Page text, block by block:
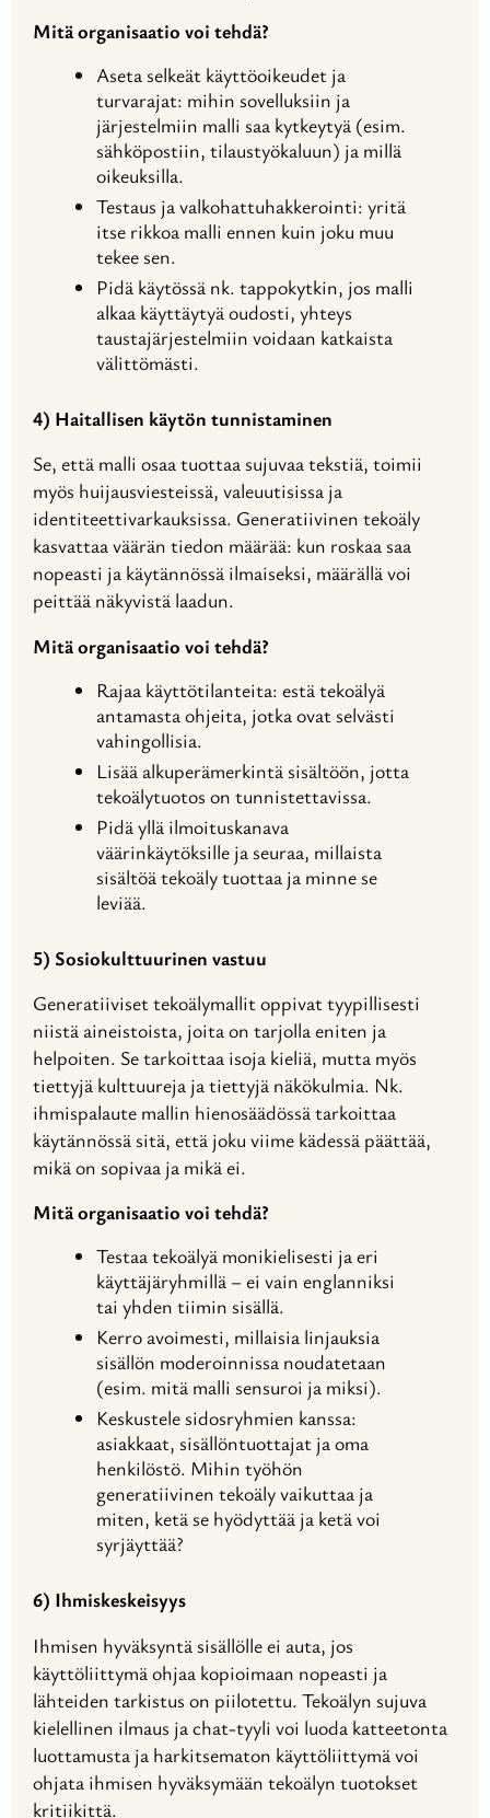
Mitä organisaatio voi tehdä?
Aseta selkeät käyttöoikeudet ja
turvarajat: mihin sovelluksiin ja
järjestelmiin malli saa kytkeytyä (esim.
sähköpostiin, tilaustyökaluun) ja millä
oikeuksilla.
Testaus ja valkohattuhakkerointi: yritä
itse rikkoa malli ennen kuin joku muu
tekee sen.
Pidä käytössä nk. tappokytkin, jos malli
alkaa käyttäytyä oudosti, yhteys
taustajärjestelmiin voidaan katkaista
välittömästi.
4) Haitallisen käytön tunnistaminen
Se, että malli osaa tuottaa sujuvaa tekstiä, toimii
myös huijausviesteissä, valeuutisissa ja
identiteettivarkauksissa. Generatiivinen tekoäly
kasvattaa väärän tiedon määrää: kun roskaa saa
nopeasti ja käytännössä ilmaiseksi, määrällä voi
peittää näkyvistä laadun.
Mitä organisaatio voi tehdä?
Rajaa käyttötilanteita: estä tekoälyä
antamasta ohjeita, jotka ovat selvästi
vahingollisia.
Lisää alkuperämerkintä sisältöön, jotta
tekoälytuotos on tunnistettavissa.
Pidä yllä ilmoituskanava
väärinkäytöksille ja seuraa, millaista
sisältöä tekoäly tuottaa ja minne se
leviää.
5) Sosiokulttuurinen vastuu
Generatiiviset tekoälymallit oppivat tyypillisesti
niistä aineistoista, joita on tarjolla eniten ja
helpoiten. Se tarkoittaa isoja kieliä, mutta myös
tiettyjä kulttuureja ja tiettyjä näkökulmia. Nk.
ihmispalaute mallin hienosäädössä tarkoittaa
käytännössä sitä, että joku viime kädessä päättää,
mikä on sopivaa ja mikä ei.
Mitä organisaatio voi tehdä?
Testaa tekoälyä monikielisesti ja eri
käyttäjäryhmillä – ei vain englanniksi
tai yhden tiimin sisällä.
Kerro avoimesti, millaisia linjauksia
sisällön moderoinnissa noudatetaan
(esim. mitä malli sensuroi ja miksi).
Keskustele sidosryhmien kanssa:
asiakkaat, sisällöntuottajat ja oma
henkilöstö. Mihin työhön
generatiivinen tekoäly vaikuttaa ja
miten, ketä se hyödyttää ja ketä voi
syrjäyttää?
6) Ihmiskeskeisyys
Ihmisen hyväksyntä sisällölle ei auta, jos
käyttöliittymä ohjaa kopioimaan nopeasti ja
lähteiden tarkistus on piilotettu. Tekoälyn sujuva
kielellinen ilmaus ja chat-tyyli voi luoda katteetonta
luottamusta ja harkitsematon käyttöliittymä voi
ohjata ihmisen hyväksymään tekoälyn tuotokset
kritiikittä.